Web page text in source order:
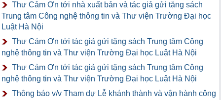
Thư Cảm Ơn tới nhà xuất bản và tác giả gửi tặng sách
Trung tâm Công nghệ thông tin và Thư viện Trường Đại học
Luật Hà Nội
Thư Cảm Ơn tới tác giả gửi tặng sách Trung tâm Công
nghệ thông tin và Thư viện Trường Đại học Luật Hà Nội
Thư Cảm Ơn tới tác giả gửi tặng sách Trung tâm Công
nghệ thông tin và Thư viện Trường Đại học Luật Hà Nội
Thông báo v/v Tham dự Lễ khánh thành và vận hành công